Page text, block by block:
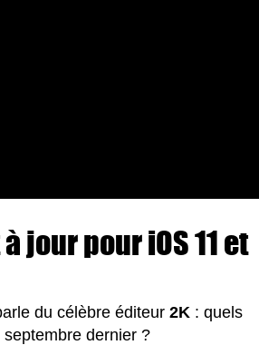
jour pour iOS 11 et
du célèbre éditeur2K : quels
dernier ?